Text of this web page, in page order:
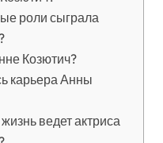
роли сыграла
Козютич?
карьера Анны
ведет актриса